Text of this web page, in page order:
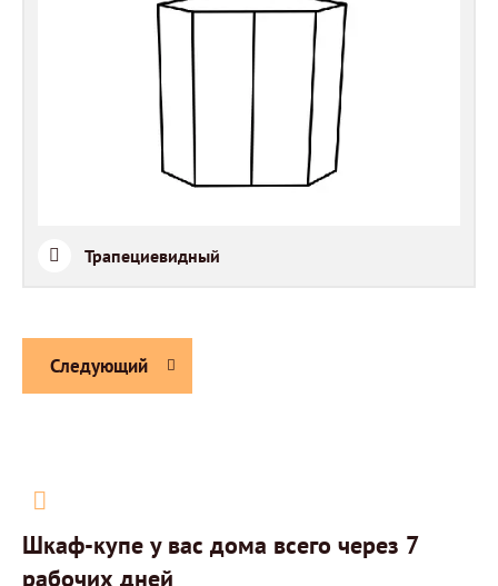
Трапециевидный
Следующий
Шкаф-купе у вас дома всего через 7
рабочих дней